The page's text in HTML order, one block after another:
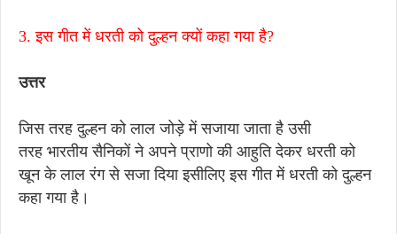
3. इस गीत में धरती को दुल्हन क्यों कहा गया है?
उत्तर
जिस तरह दुल्हन को लाल जोड़े में सजाया जाता है उसी
तरह भारतीय सैनिकों ने अपने प्राणो की आहुति देकर धरती को
खून के लाल रंग से सजा दिया इसीलिए इस गीत में धरती को दुल्हन
कहा गया है।